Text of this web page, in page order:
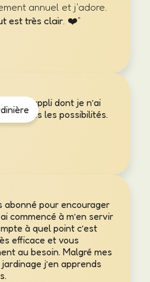
annuel et j'adore.
est très clair. ❤️"
cette appli dont je n’ai
toutes les possibilités.
abonné pour encourager
commencé à m’en servir
à quel point c’est
efficace et vous
au besoin. Malgré mes
j’en apprends